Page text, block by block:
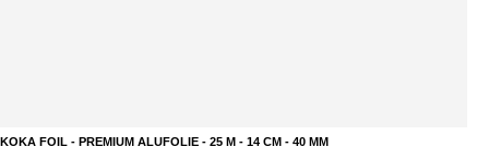
AO - KOPFDICHTUNG - SILIKON - SCHWARZ - GLATT